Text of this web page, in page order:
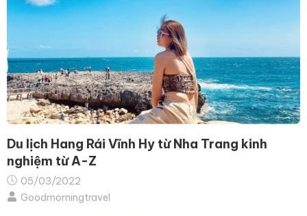
Du lịch Hang Rái Vĩnh Hy từ Nha Trang kinh
nghiệm từ A-Z
05/03/2022
Goodmorningtravel